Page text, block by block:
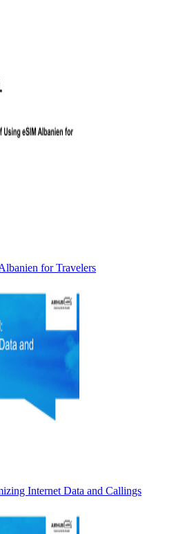
for Travelers
Internet Data and Callings